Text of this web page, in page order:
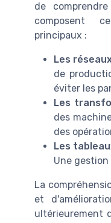
de
composent
principaux :
Les
de
éviter les
Les
des
des
Les
Une
La
et
ultérieurement